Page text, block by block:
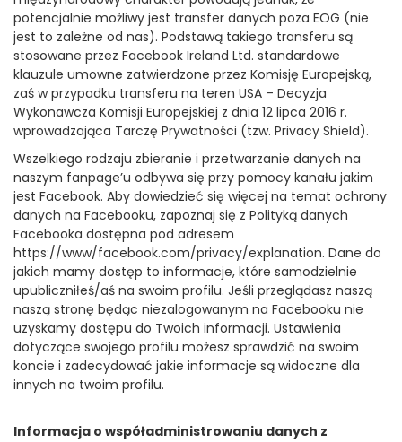
potencjalnie możliwy jest transfer danych poza EOG (nie
jest to zależne od nas). Podstawą takiego transferu są
stosowane przez Facebook Ireland Ltd. standardowe
klauzule umowne zatwierdzone przez Komisję Europejską,
zaś w przypadku transferu na teren USA – Decyzja
Wykonawcza Komisji Europejskiej z dnia 12 lipca 2016 r.
wprowadzająca Tarczę Prywatności (tzw. Privacy Shield).
Wszelkiego rodzaju zbieranie i przetwarzanie danych na
naszym fanpage’u odbywa się przy pomocy kanału jakim
jest Facebook. Aby dowiedzieć się więcej na temat ochrony
danych na Facebooku, zapoznaj się z Polityką danych
Facebooka dostępna pod adresem
https://www/facebook.com/privacy/explanation. Dane do
jakich mamy dostęp to informacje, które samodzielnie
upubliczniłeś/aś na swoim profilu. Jeśli przeglądasz naszą
naszą stronę będąc niezalogowanym na Facebooku nie
uzyskamy dostępu do Twoich informacji. Ustawienia
dotyczące swojego profilu możesz sprawdzić na swoim
koncie i zadecydować jakie informacje są widoczne dla
innych na twoim profilu.
Informacja o współadministrowaniu danych z